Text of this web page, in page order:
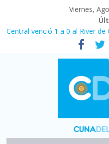
Viernes,
Central venció 1 a 0 al River
La morosidad alcanzó su nivel
afecta a 400 mil deudores en
Desde que asumió Milei
denuncia crisis como en 2001
Vacaciones de invierno con
turístico: 4,6 millones de
Fuerte caída de la venta de